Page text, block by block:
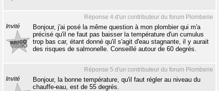
Réponse 4 d'un contributeur du forum Plomberie
Invité
Bonjour, j'ai posé la même question à mon plombier qui m'a
précisé qu'il ne faut pas baisser la température d'un cumulus
trop bas car, étant donné qu'il s'agit d'eau stagnante, il y aurait
des risques de salmonelle. Conseillé autour de 60 degrés.
Réponse 5 d'un contributeur du forum Plomberie
Invité
Bonjour, la bonne température, qu'il faut régler au niveau du
chauffe-eau, est de 55 degrés.